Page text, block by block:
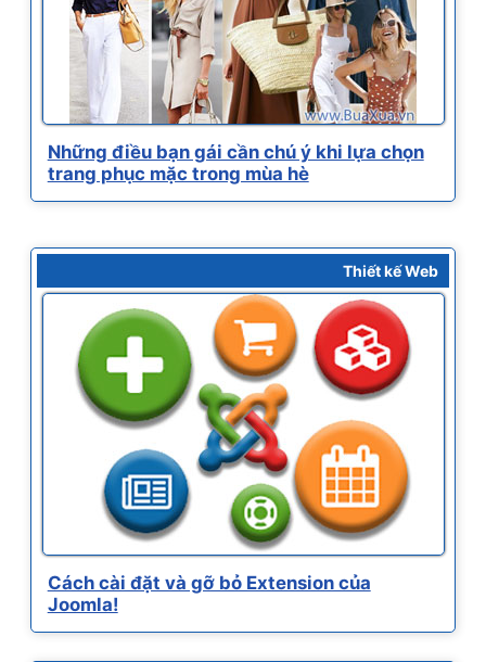
Những điều bạn gái cần chú ý khi lựa chọn
trang phục mặc trong mùa hè
Thiết kế Web
Cách cài đặt và gỡ bỏ Extension của
Joomla!